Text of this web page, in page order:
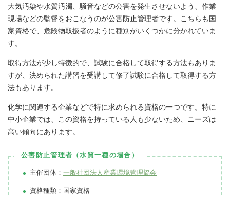
大気汚染や水質汚濁、騒音などの公害を発生させないよう、作業
現場などの監督をおこなうのが公害防止管理者です。こちらも国
家資格で、危険物取扱者のように種別がいくつかに分かれていま
す。
取得方法が少し特徴的で、試験に合格して取得する方法もありま
すが、決められた講習を受講して修了試験に合格して取得する方
法もあります。
化学に関連する企業などで特に求められる資格の一つです。特に
中小企業では、この資格を持っている人も少ないため、ニーズは
高い傾向にあります。
公害防止管理者（水質一種の場合）
主催団体： 一般社団法人産業環境管理協会
資格種類：国家資格